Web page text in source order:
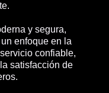
y segura,
enfoque en la
confiable,
satisfacción de